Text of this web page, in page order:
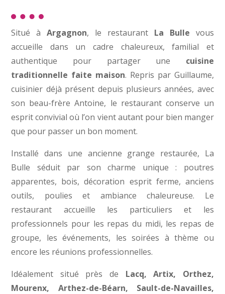
Situé àArgagnon, le restaurant La Bulle vous
accueille dans un cadre chaleureux, familial et
authentique pour partager une cuisine
traditionnelle faite maison. Repris par Guillaume,
cuisinier déjà présent depuis plusieurs années, avec
son beau-frère Antoine, le restaurant conserve un
esprit convivial où l’on vient autant pour bien manger
que pour passer un bon moment.
Installé dans une ancienne grange restaurée, La
Bulle séduit par son charme unique : poutres
apparentes, bois, décoration esprit ferme, anciens
outils, poulies et ambiance chaleureuse. Le
restaurant accueille les particuliers et les
professionnels pour les repas du midi, les repas de
groupe, les événements, les soirées à thème ou
encore les réunions professionnelles.
Idéalement situé près de Lacq, Artix, Orthez,
Mourenx, Arthez-de-Béarn, Sault-de-Navailles,